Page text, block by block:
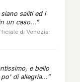
saliti ed i
un caso...”
di Venezia:
e bello
di allegria...”